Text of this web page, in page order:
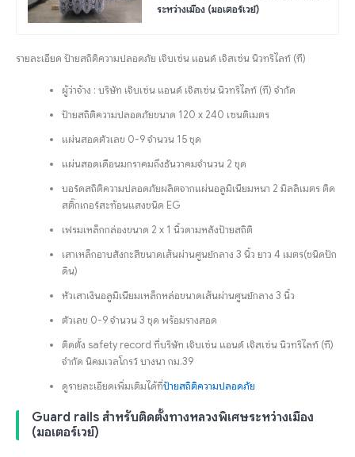
ระหว่างเมือง (มอเตอร์เวย์)
รายละเอียด ป้ายสถิติความปลอดภัย เจ๊บเซ่น แอนด์ เจ๊สเซ่น นิวทริไลท์ (ที)
ผู้ว่าจ้าง : บริษัท เจ๊บเซ่น แอนด์ เจ๊สเซ่น นิวทริไลท์ (ที) จำกัด
ป้ายสถิติความปลอดภัยขนาด 120 x 240 เซนติเมตร
แผ่นสอดตัวเลข 0-9 จำนวน 15 ชุด
แผ่นสอดเดือนมกราคมถึงธันวาคมจำนวน 2 ชุด
บอร์ดสถิติความปลอดภัยผลิตจากแผ่นอลูมิเนียมหนา 2 มิลลิเมตร ติด
สติ๊กเกอร์สะท้อนแสงชนิด EG
เฟรมเหล็กกล่องขนาด 2 x 1 นิ้วดามหลังป้ายสถิติ
เสาเหล็กอาบสังกะสีขนาดเส้นผ่านศูนย์กลาง 3 นิ้ว ยาว 4 เมตร(ชนิดปัก
ดิน)
หัวเสาเงินอลูมิเนียมเหล็กหล่อขนาดเส้นผ่านศูนย์กลาง 3 นิ้ว
ตัวเลข 0-9 จำนวน 3 ชุด พร้อมรางสอด
ติดตั้ง safety record ที่บริษัท เจ๊บเซ่น แอนด์ เจ๊สเซ่น นิวทริไลท์ (ที)
จำกัด นิคมเวลโกรว์ บางนา กม.39
ดูรายละเอียดเพิ่มเติมได้ที่ป้ายสถิติความปลอดภัย
Guard rails สำหรับติดตั้งทางหลวงพิเศษระหว่างเมือง
(มอเตอร์เวย์)